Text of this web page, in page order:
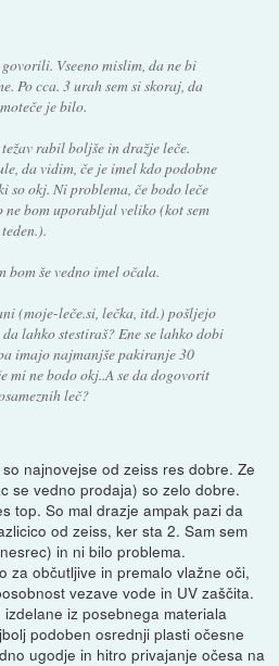
Vseeno mislim, da ne bi
Po cca. 3 urah sem si skoraj, da
je bilo.
rabil boljše in dražje leče.
da vidim, če je imel kdo podobne
so okj. Ni problema, če bodo leče
bom uporabljal veliko (kot sem
bom še vedno imel očala.
(moje-leče.si, lečka, itd.) pošljejo
lahko stestiraš? Ene se lahko dobi
imajo najmanjše pakiranje 30
mi ne bodo okj..A se da dogovorit
leč?
najnovejse od zeiss res dobre. Ze
se vedno prodaja) so zelo dobre.
top. So mal drazje ampak pazi da
od zeiss, ker sta 2. Sam sem
in ni bilo problema.
za občutljive in premalo vlažne oči,
vezave vode in UV zaščita.
iz posebnega materiala
podoben osrednji plasti očesne
ugodje in hitro privajanje očesa na